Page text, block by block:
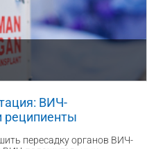
ВИЧ-
реципиенты
пересадку органов ВИЧ-